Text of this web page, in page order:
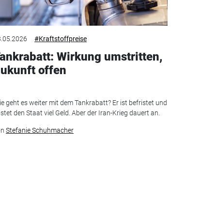
#Kraftstoffpreise
Wirkung umstritten,
offen
geht es weiter mit dem Tankrabatt? Er ist befristet und
den Staat viel Geld. Aber der Iran-Krieg dauert an.
Stefanie Schuhmacher